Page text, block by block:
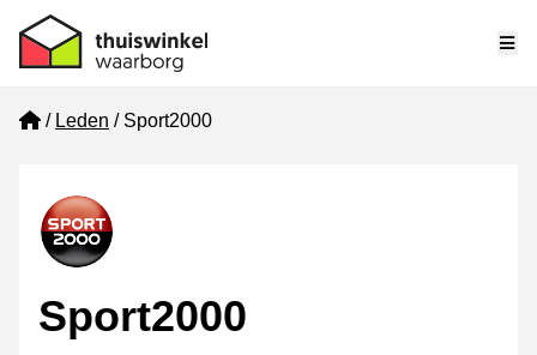
Home
Leden Sport2000
Sport2000